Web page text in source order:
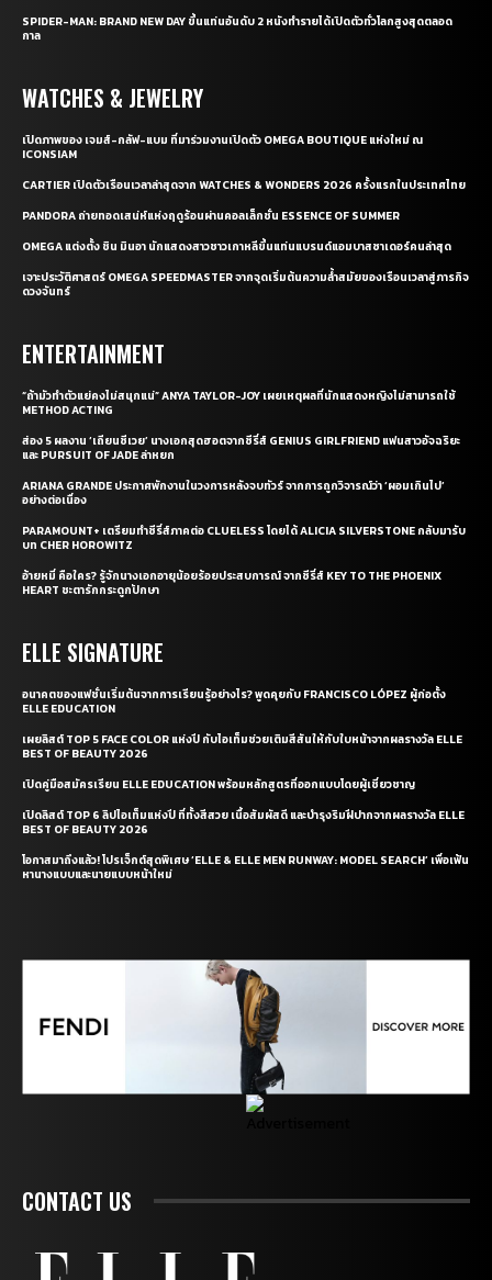
SPIDER-MAN: BRAND NEW DAY ขึ้นแท่นอันดับ 2 หนังทำรายได้เปิดตัวทั่วโลกสูงสุดตลอด
กาล
WATCHES & JEWELRY
เปิดภาพของ เจมส์-กลัฟ-แบม ที่มาร่วมงานเปิดตัว OMEGA BOUTIQUE แห่งใหม่ ณ
ICONSIAM
CARTIER เปิดตัวเรือนเวลาล่าสุดจาก WATCHES & WONDERS 2026 ครั้งแรกในประเทศไทย
PANDORA ถ่ายทอดเสน่ห์แห่งฤดูร้อนผ่านคอลเล็กชั่น ESSENCE OF SUMMER
OMEGA แต่งตั้ง ชิน มินอา นักแสดงสาวชาวเกาหลีขึ้นแท่นแบรนด์แอมบาสซาเดอร์คนล่าสุด
เจาะประวัติศาสตร์ OMEGA SPEEDMASTER จากจุดเริ่มต้นความล้ำสมัยของเรือนเวลาสู่ภารกิจ
ดวงจันทร์
ENTERTAINMENT
“ถ้ามัวทำตัวแย่คงไม่สนุกแน่” ANYA TAYLOR-JOY เผยเหตุผลที่นักแสดงหญิงไม่สามารถใช้
METHOD ACTING
ส่อง 5 ผลงาน ‘เถียนซีเวย’ นางเอกสุดฮอตจากซีรี่ส์ GENIUS GIRLFRIEND แฟนสาวอัจฉริยะ
และ PURSUIT OF JADE ล่าหยก
ARIANA GRANDE ประกาศพักงานในวงการหลังจบทัวร์ จากการถูกวิจารณ์ว่า ‘ผอมเกินไป’
อย่างต่อเนื่อง
PARAMOUNT+ เตรียมทำซีรี่ส์ภาคต่อ CLUELESS โดยได้ ALICIA SILVERSTONE กลับมารับ
บท CHER HOROWITZ
อ้ายหมี่ คือใคร? รู้จักนางเอกอายุน้อยร้อยประสบการณ์ จากซีรี่ส์ KEY TO THE PHOENIX
HEART ชะตารักกระดูกปักษา
ELLE SIGNATURE
อนาคตของแฟชั่นเริ่มต้นจากการเรียนรู้อย่างไร? พูดคุยกับ FRANCISCO LÓPEZ ผู้ก่อตั้ง
ELLE EDUCATION
เผยลิสต์ TOP 5 FACE COLOR แห่งปี กับไอเท็มช่วยเติมสีสันให้กับใบหน้าจากผลรางวัล ELLE
BEST OF BEAUTY 2026
เปิดคู่มือสมัครเรียน ELLE EDUCATION พร้อมหลักสูตรที่ออกแบบโดยผู้เชี่ยวชาญ
เปิดลิสต์ TOP 6 ลิปไอเท็มแห่งปี ที่ทั้งสีสวย เนื้อสัมผัสดี และบำรุงริมฝีปากจากผลรางวัล ELLE
BEST OF BEAUTY 2026
โอกาสมาถึงแล้ว! โปรเจ็กต์สุดพิเศษ ‘ELLE & ELLE MEN RUNWAY: MODEL SEARCH’ เพื่อเฟ้น
หานางแบบและนายแบบหน้าใหม่
CONTACT US